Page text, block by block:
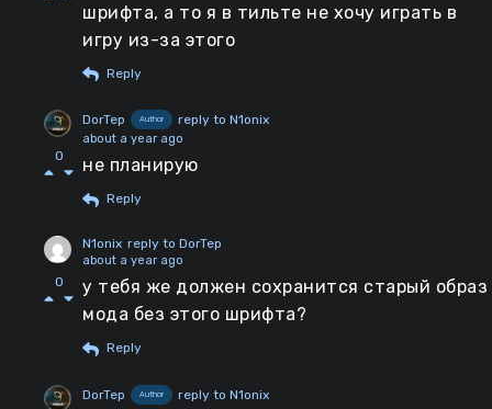
шрифта, а то я в тильте не хочу играть в
игру из-за этого
Reply
0
DorTep Author reply to N1onix
about a year ago
не планирую
Reply
0
N1onix reply to DorTep
about a year ago
у тебя же должен сохранится старый образ
мода без этого шрифта?
Reply
DorTep Author reply to N1onix